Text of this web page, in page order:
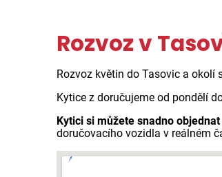
Rozvoz v
Rozvoz květin do Tasovic a okolí
Kytice z doručujeme od pondělí
Kytici si můžete snadno
doručovacího vozidla v reálném